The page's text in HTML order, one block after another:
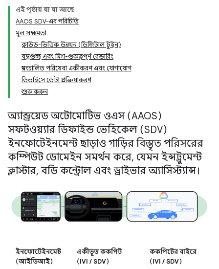
এই পৃষ্ঠায় যা যা আছে
AAOS SDV-এর পরিচিতি
মূল সক্ষমতা
ক্লাউড-ভিত্তিক উন্নয়ন (ডিজিটাল টুইন)
যন্ত্রগুচ্ছ এবং মিশ্র-গুরুত্বপূর্ণ রেন্ডারিং
স্বয়ংচালিত পরিষেবা একীকরণ এবং যোগাযোগ
ডিভাইসে ডেটা প্রক্রিয়াকরণ
শুরু করুন
অ্যান্ড্রয়েড অটোমোটিভ ওএস (AAOS)
সফটওয়্যার ডিফাইন্ড ভেহিকেল (SDV)
ইনফোটেইনমেন্ট ছাড়াও গাড়ির বিস্তৃত পরিসরের
কম্পিউট ডোমেইন সমর্থন করে, যেমন ইন্সট্রুমেন্ট
ক্লাস্টার, বডি কন্ট্রোল এবং ড্রাইভার অ্যাসিস্ট্যান্স।
ইনফোটেইনমেন্ট
(আইভিআই)
একীভূত ককপিট
(IVI / SDV)
ককপিটের বাইরে
(IVI / SDV)